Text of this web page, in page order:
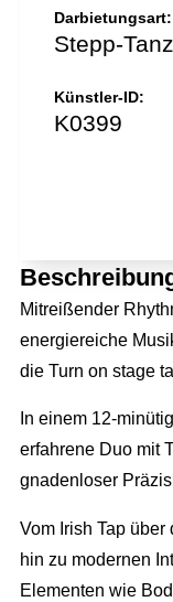
Darbietungsart:
Stepp-Tanz
Künstler-ID:
K0399
Mitreißender
energiereiche
die Turn on stage
In einem 12-
erfahrene Duo mit
gnadenloser
Vom Irish Tap
hin zu modernen
Elementen wie